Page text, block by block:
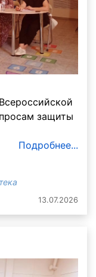
защиты
Подробнее...
13.07.2026